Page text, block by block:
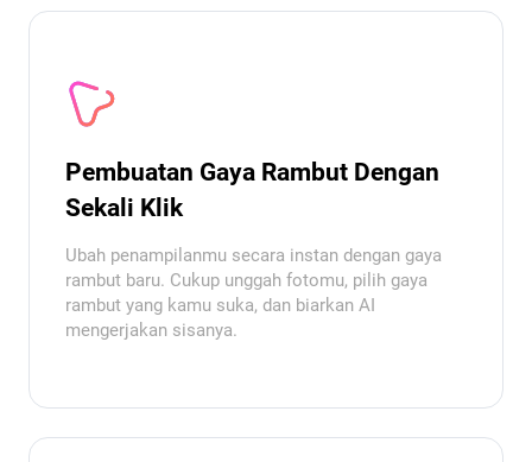
Pembuatan Gaya Rambut Dengan
Sekali Klik
Ubah penampilanmu secara instan dengan gaya
rambut baru. Cukup unggah fotomu, pilih gaya
rambut yang kamu suka, dan biarkan AI
mengerjakan sisanya.